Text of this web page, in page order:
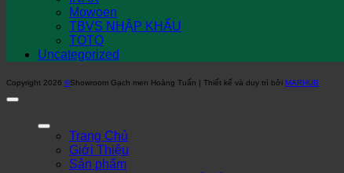
Mowoen
TBVS NHẬP KHẨU
TOTO
Uncategorized
Copyright 2026 ©Showroom Gạch men Hoàng Tuấn | Thiết kế và duy trì bởi MARHUB
Trang Chủ
Giới Thiệu
Sản phẩm